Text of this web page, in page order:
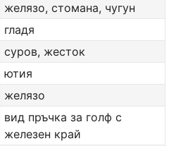
желязо, стомана, чугун
гладя
суров, жесток
ютия
желязо
вид пръчка за голф с
железен край